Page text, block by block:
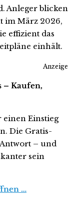
Anleger blicken
im März 2026,
effizient das
einhält.
Anzeige
– Kaufen,
einen Einstieg
Die Gratis-
– und
sein
…